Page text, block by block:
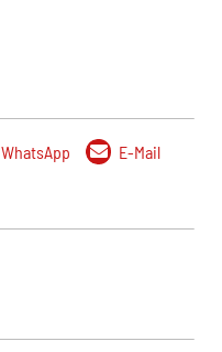
WhatsApp E-Mail